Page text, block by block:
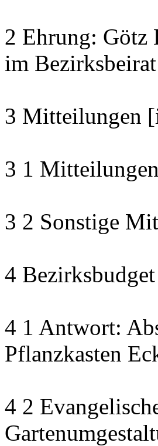
2 Ehrung: Götz
im
3 Mitteilungen
3 1
3 2 Sonstige
4
4 1 Antwort:
Pflanzkasten
4 2